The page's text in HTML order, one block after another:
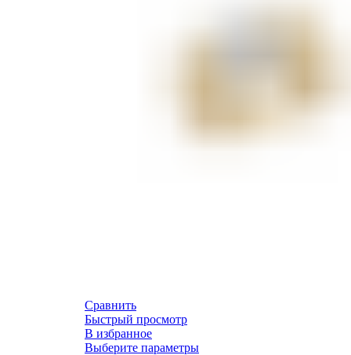
Сравнить
Быстрый просмотр
В избранное
Выберите параметры